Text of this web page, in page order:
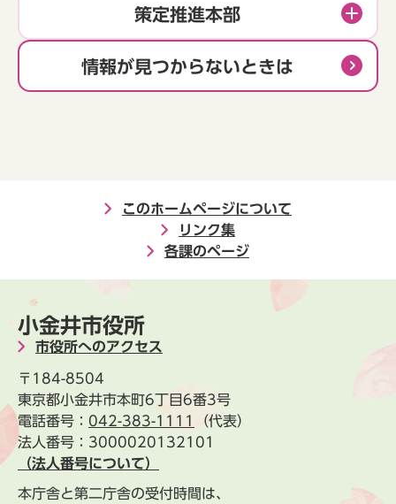
策定推進本部
情報が見つからないときは
このホームページについて
リンク集
各課のページ
小金井市役所
市役所へのアクセス
〒184-8504
東京都小金井市本町6丁目6番3号
電話番号： 042-383-1111
（代表）
法人番号：3000020132101
（法人番号について）
本庁舎と第二庁舎の受付時間は、